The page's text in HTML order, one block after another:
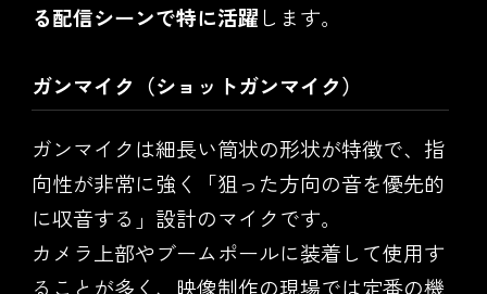
る配信シーンで特に活躍 します。
ガンマイク（ショットガンマイク）
ガンマイクは細長い筒状の形状が特徴で、指
向性が非常に強く「狙った方向の音を優先的
に収音する」設計のマイクです。
カメラ上部やブームポールに装着して使用す
ることが多く、映像制作の現場では定番の機